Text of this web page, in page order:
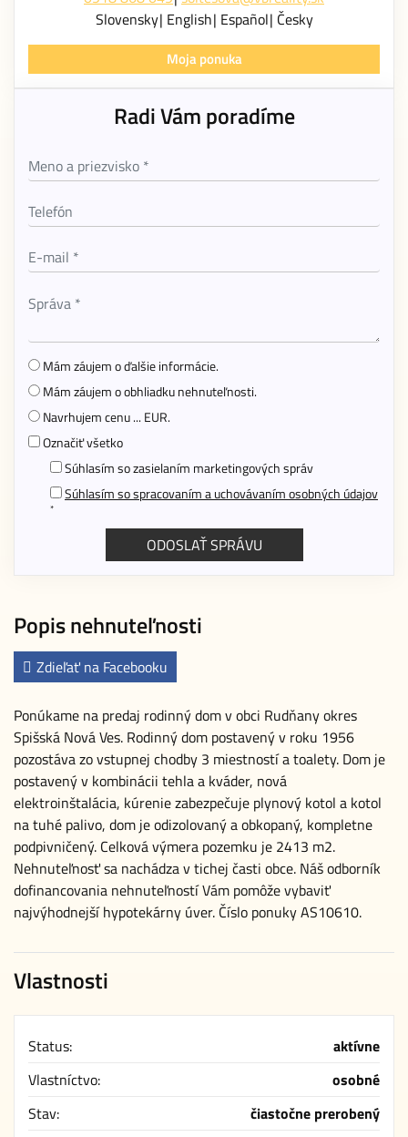
Popis nehnuteľnosti
Zdieľať na Facebooku
Ponúkame na predaj rodinný dom v obci Rudňany okres
Spišská Nová Ves. Rodinný dom postavený v roku 1956
pozostáva zo vstupnej chodby 3 miestností a toalety. Dom je
postavený v kombinácii tehla a kváder, nová
elektroinštalácia, kúrenie zabezpečuje plynový kotol a kotol
na tuhé palivo, dom je odizolovaný a obkopaný, kompletne
podpivničený. Celková výmera pozemku je 2413 m2.
Nehnuteľnosť sa nachádza v tichej časti obce. Náš odborník
dofinancovania nehnuteľností Vám pomôže vybaviť
najvýhodnejší hypotekárny úver. Číslo ponuky AS10610.
Vlastnosti
Status:
aktívne
Vlastníctvo:
osobné
Stav:
čiastočne prerobený
Slovensky English Español Česky
Moja ponuka
Radi Vám poradíme
Mám záujem o ďalšie informácie.
Mám záujem o obhliadku nehnuteľnosti.
Navrhujem cenu ... EUR.
Označiť všetko
Súhlasím so zasielaním marketingových správ
Súhlasím so spracovaním a uchovávaním osobných údajov
*